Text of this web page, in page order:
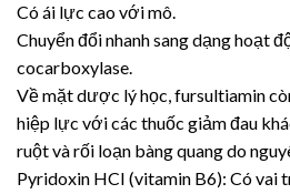
Có ái lực cao với mô.
Chuyển đổi nhanh sang dạng hoạt
cocarboxylase.
Về mặt dược lý học, fursultiamin
hiệp lực với các thuốc giảm đau
ruột và rối loạn bàng quang do
Pyridoxin HCI (vitamin B6): Có vai